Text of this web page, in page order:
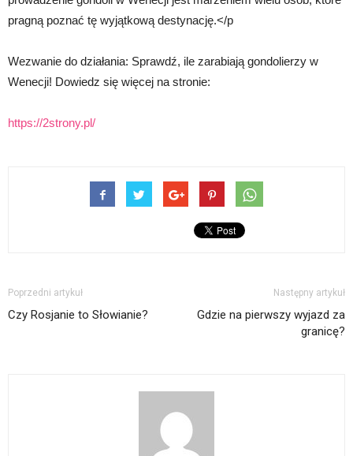
pragną poznać tę wyjątkową destynację.</p
Wezwanie do działania: Sprawdź, ile zarabiają gondolierzy w
Wenecji! Dowiedz się więcej na stronie:
https://2strony.pl/
Poprzedni artykuł
Czy Rosjanie to Słowianie?
Następny artykuł
Gdzie na pierwszy wyjazd za
granicę?